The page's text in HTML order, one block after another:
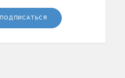
ПОДПИСАТЬСЯ